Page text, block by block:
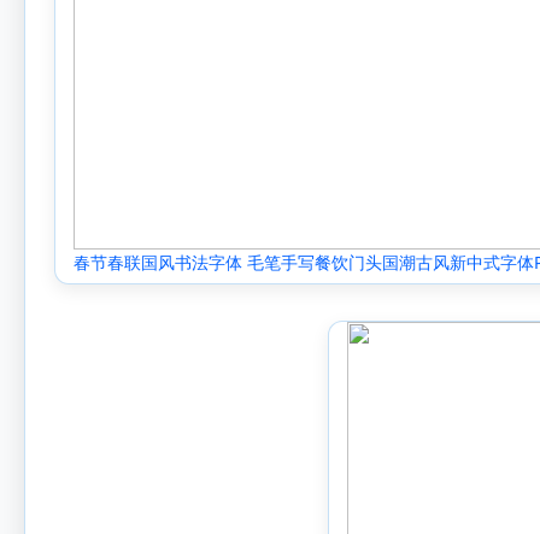
春节春联国风书法字体 毛笔手写餐饮门头国潮古风新中式字体
AI